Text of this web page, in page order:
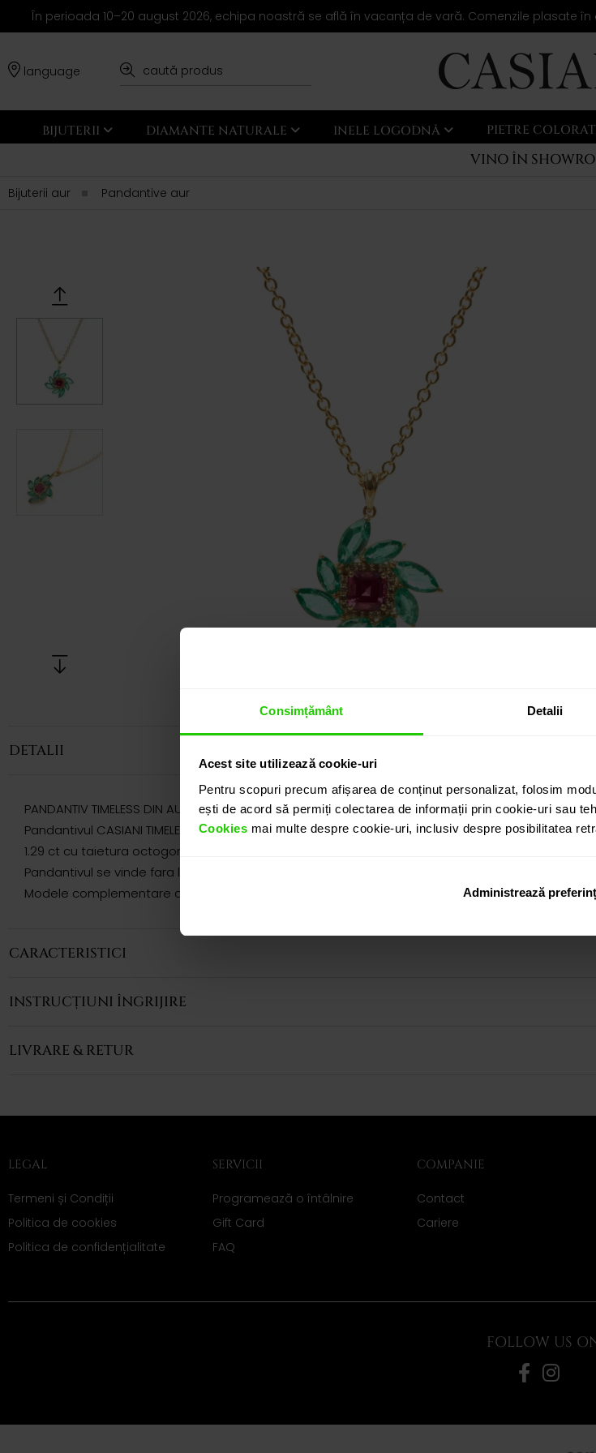
Consimțământ Detalii
Acest site utilizează cookie-uri
Pentru scopuri precum afișarea de conținut personalizat, folosim
ești de acord să permiți colectarea de informații prin cookie-uri sau
Cookies mai multe despre cookie-uri, inclusiv despre posibilitatea
Administrează
În perioada 10–20 august 2026, echipa noastră se află în vacanța de vară. Comenzile plasate
language
BIJUTERII DIAMANTE NATURALE INELE LOGODNĂ PIETRE
VINO ÎN
Bijuterii aur Pandantive aur
DETALII
PANDANTIV TIMELESS DIN AUR 18k CU GRANAT, SMARALDE SI DIAMANTE
Pandantivul CASIANI TIMELESS cu Granat, Smaralde si Diamante din aur galben de 18k este
1.29 ct cu taietura octogon, inconjurat de smaralde cu taietura marquise insumand 3.58 ct. si
Pandantivul se vinde fara lant, acesta poate fi achizitionat separat.
Modele complementare acestui produs puteti regasi atat in colectia prezentata pe site cat si
CARACTERISTICI
INSTRUCȚIUNI ÎNGRIJIRE
LIVRARE & RETUR
LEGAL
Termeni și Condiții
Politica de cookies
Politica de confidențialitate
SERVICII
Programează o întâlnire
Gift Card
FAQ
COMPANIE
Contact
Cariere
FOLLOW US